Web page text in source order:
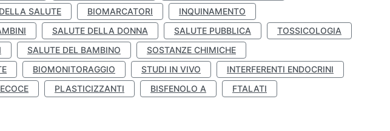
SALUTE BIOMARCATORI
INQUINAMENTO
SALUTE DELLA DONNA SALUTE PUBBLICA
TOSSICOLOGIA
SALUTE DEL BAMBINO
SOSTANZE CHIMICHE
BIOMONITORAGGIO STUDI IN VIVO
INTERFERENTI ENDOCRINI
PLASTICIZZANTI BISFENOLO A
FTALATI